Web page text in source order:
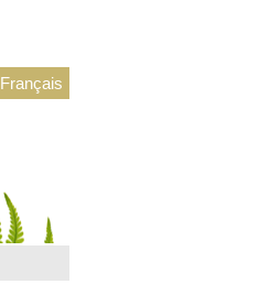
Français